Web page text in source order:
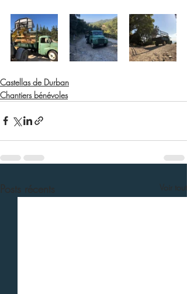
Castellas de Durban
Chantiers bénévoles
Posts récents Voir tout